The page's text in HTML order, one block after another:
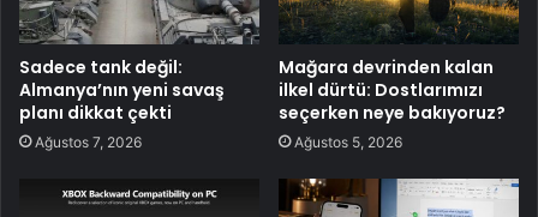
Sadece tank değil:
Almanya’nın yeni savaş
planı dikkat çekti
Ağustos 7, 2026
Mağara devrinden kalan
ilkel dürtü: Dostlarımızı
seçerken neye bakıyoruz?
Ağustos 5, 2026